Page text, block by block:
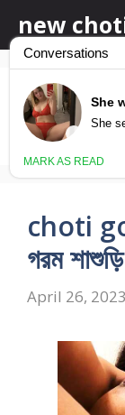
to
content
new
choti
গরম শাশুড়ি
April 26, 2023